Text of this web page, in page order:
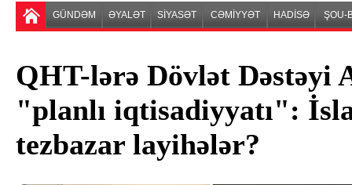
GÜNDƏM ƏYALƏT SİYASƏT CƏMİYYƏT HADİSƏ ŞOU-
QHT-lərə Dövlət Dəstəyi
"planlı iqtisadiyyatı":
tezbazar layihələr?